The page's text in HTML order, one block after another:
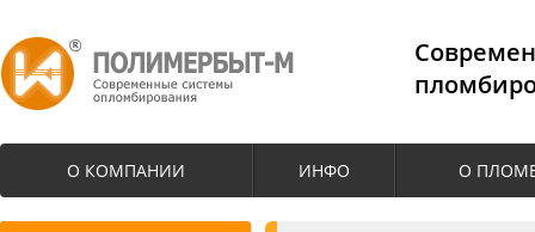
О КОМПАНИИ ИНФО О